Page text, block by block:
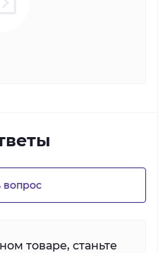
вопрос
товаре, станьте